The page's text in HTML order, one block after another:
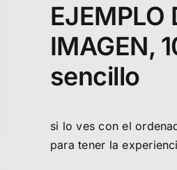
EJEMPLO
IMAGEN,
sencillo
si lo ves con el
para tener la